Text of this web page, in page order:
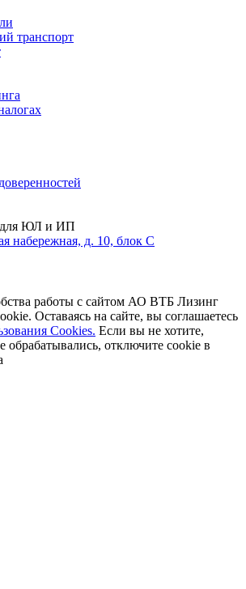
транспорт
для ЮЛ и ИП
набережная, д. 10, блок С
работы с сайтом АО ВТБ Лизинг
Оставаясь на сайте, вы соглашаетесь
Cookies. Если вы не хотите,
обрабатывались, отключите cookie в